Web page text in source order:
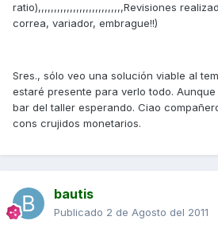
ratio),,,,,,,,,,,,,,,,,,,,,,,,,,,Revisiones
correa, variador, embrague!!)
Sres., sólo veo una solución viable al
estaré presente para verlo todo.
bar del taller esperando. Ciao
cons crujidos monetarios.
bautis
Publicado 2 de Agosto del 2011